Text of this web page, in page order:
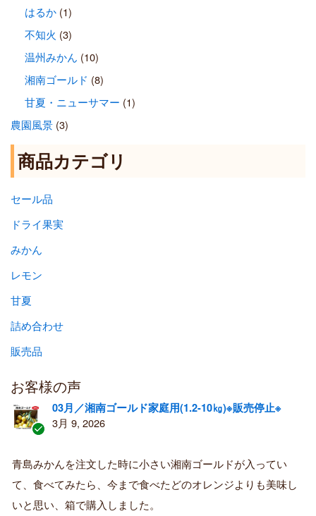
はるか(1)
不知火 (3)
温州みかん (10)
湘南ゴールド (8)
甘夏・ニューサマー (1)
農園風景(3)
商品カテゴリ
セール品
ドライ果実
みかん
レモン
甘夏
詰め合わせ
販売品
お客様の声
証
済
み
購
03月／湘南ゴールド家庭用(1.2-10㎏)※販売停止※
3月 9, 2026
青島みかんを注文した時に小さい湘南ゴールドが入ってい
て、食べてみたら、今まで食べたどのオレンジよりも美味し
いと思い、箱で購入しました。